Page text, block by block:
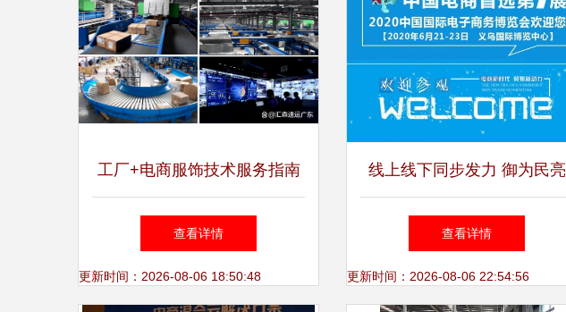
工厂+电商服饰技术服务指南
赋能产业的数字链路
查看详情
更新时间：2026-08-06 18:50:48
线上线下同步发力 御为民亮
相国际电商博览会，引领电子
商务技术服务新潮流
查看详情
更新时间：2026-08-06 22:54:56